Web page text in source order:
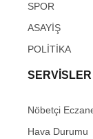
SPOR
ASAYİŞ
POLİTİKA
SERVİSLER
Nöbetçi
Hava Durumu